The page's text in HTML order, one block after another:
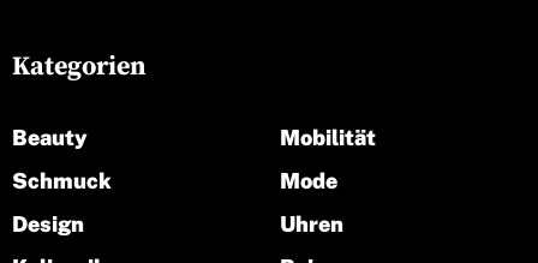
Kategorien
Beauty
Schmuck
Design
Mobilität
Mode
Uhren